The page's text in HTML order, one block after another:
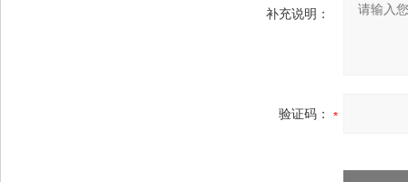
补充说明：
验证码：